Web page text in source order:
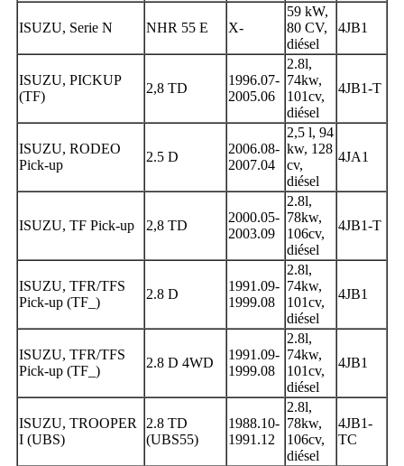
ISUZU, Serie N NHR 55 E X-
59 kW,
80 CV,
diésel
4JB1
ISUZU, PICKUP
(TF)
2,8 TD
1996.07-
2005.06
2.8l,
74kw,
101cv,
diésel
4JB1-T
ISUZU, RODEO
Pick-up
2.5 D
2006.08-
2007.04
2,5 l, 94
kw, 128
cv,
diésel
4JA1
ISUZU, TF Pick-up 2,8 TD
2000.05-
2003.09
2.8l,
78kw,
106cv,
diésel
4JB1-T
ISUZU, TFR/TFS
Pick-up (TF_)
2.8 D
1991.09-
1999.08
2.8l,
74kw,
101cv,
diésel
4JB1
ISUZU, TFR/TFS
Pick-up (TF_)
2.8 D 4WD
1991.09-
1999.08
2.8l,
74kw,
101cv,
diésel
4JB1
ISUZU, TROOPER
I (UBS)
2.8 TD
(UBS55)
1988.10-
1991.12
2.8l,
78kw,
106cv,
diésel
4JB1-
TC